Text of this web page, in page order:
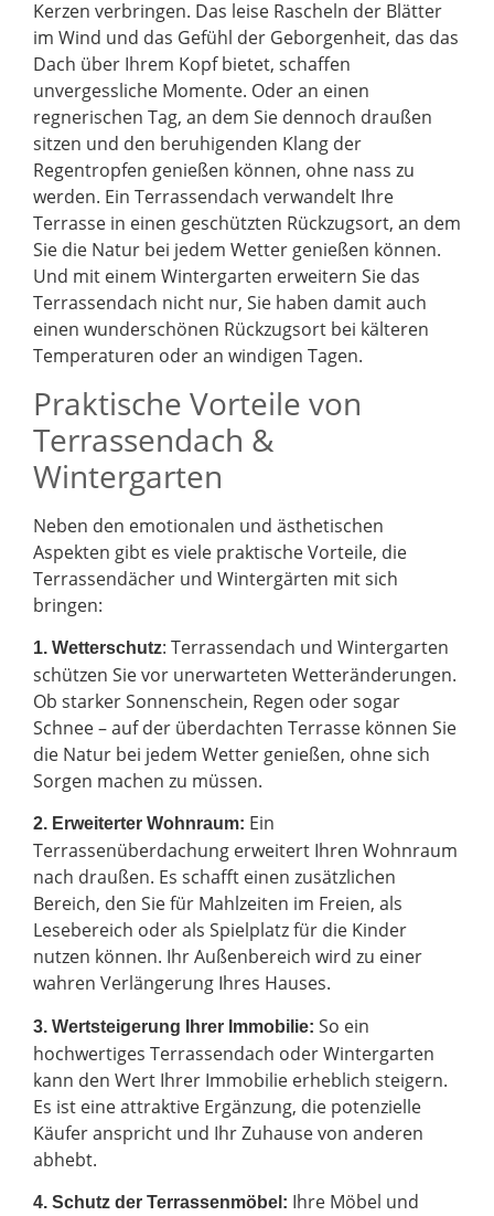
Kerzen verbringen. Das leise Rascheln der Blätter
im Wind und das Gefühl der Geborgenheit, das das
Dach über Ihrem Kopf bietet, schaffen
unvergessliche Momente. Oder an einen
regnerischen Tag, an dem Sie dennoch draußen
sitzen und den beruhigenden Klang der
Regentropfen genießen können, ohne nass zu
werden. Ein Terrassendach verwandelt Ihre
Terrasse in einen geschützten Rückzugsort, an dem
Sie die Natur bei jedem Wetter genießen können.
Und mit einem Wintergarten erweitern Sie das
Terrassendach nicht nur, Sie haben damit auch
einen wunderschönen Rückzugsort bei kälteren
Temperaturen oder an windigen Tagen.
Praktische Vorteile von
Terrassendach &
Wintergarten
Neben den emotionalen und ästhetischen
Aspekten gibt es viele praktische Vorteile, die
Terrassendächer und Wintergärten mit sich
bringen:
1. Wetterschutz: Terrassendach und Wintergarten
schützen Sie vor unerwarteten Wetteränderungen.
Ob starker Sonnenschein, Regen oder sogar
Schnee – auf der überdachten Terrasse können Sie
die Natur bei jedem Wetter genießen, ohne sich
Sorgen machen zu müssen.
2. Erweiterter Wohnraum: Ein
Terrassenüberdachung erweitert Ihren Wohnraum
nach draußen. Es schafft einen zusätzlichen
Bereich, den Sie für Mahlzeiten im Freien, als
Lesebereich oder als Spielplatz für die Kinder
nutzen können. Ihr Außenbereich wird zu einer
wahren Verlängerung Ihres Hauses.
3. Wertsteigerung Ihrer Immobilie: So ein
hochwertiges Terrassendach oder Wintergarten
kann den Wert Ihrer Immobilie erheblich steigern.
Es ist eine attraktive Ergänzung, die potenzielle
Käufer anspricht und Ihr Zuhause von anderen
abhebt.
4. Schutz der Terrassenmöbel: Ihre Möbel und